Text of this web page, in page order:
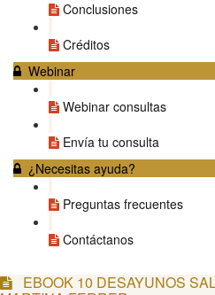
Conclusiones
Créditos
Webinar
Webinar consultas
Envía tu consulta
¿Necesitas ayuda?
Preguntas frecuentes
Contáctanos
EBOOK 10 DESAYUNOS